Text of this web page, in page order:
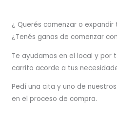
¿ Querés comenzar o expandir
¿Tenés ganas de comenzar
Te ayudamos en el local y por
carrito acorde a tus
Pedí una cita y uno de
en el proceso de compra.